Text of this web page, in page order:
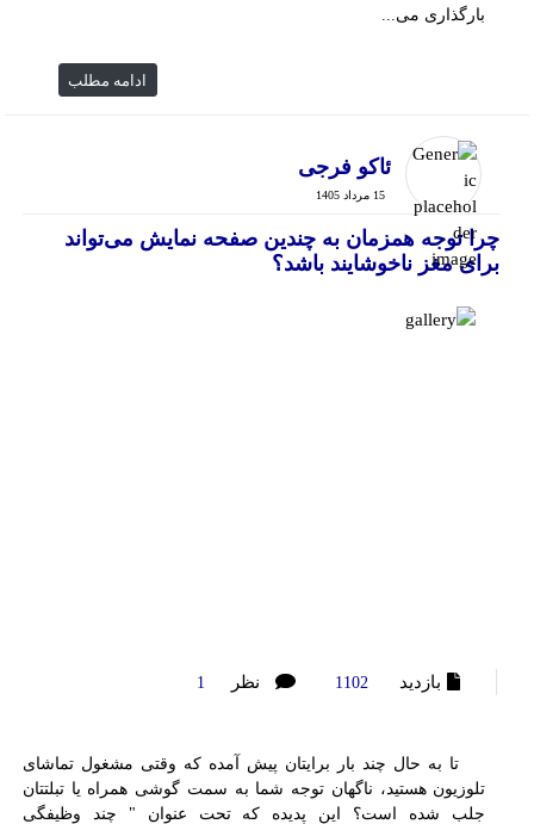
بارگذاری می‌...
ادامه مطلب
ئاکو فرجی
15 مرداد 1405
چرا توجه همزمان به چندین صفحه نمایش می‌تواند
برای مغز ناخوشایند باشد؟
بازدید 1102 نظر 1
تا به حال چند بار برایتان پیش آمده که وقتی مشغول تماشای
تلوزیون هستید، ناگهان توجه شما به سمت گوشی همراه یا تبلتتان
جلب شده است؟ این پدیده که تحت عنوان " چند وظیفگی